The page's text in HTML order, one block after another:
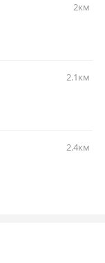
2км
2.1км
2.4км